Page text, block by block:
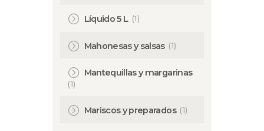
Líquido 5 L (1)
Mahonesas y salsas (1)
Mantequillas y margarinas
(1)
Mariscos y preparados (1)